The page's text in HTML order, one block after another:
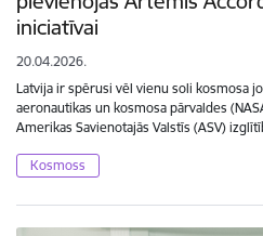
iniciatīvai
20.04.2026.
Latvija ir spērusi vēl vienu soli kosmosa
aeronautikas un kosmosa pārvaldes
Amerikas Savienotajās Valstīs (ASV)
Kosmoss